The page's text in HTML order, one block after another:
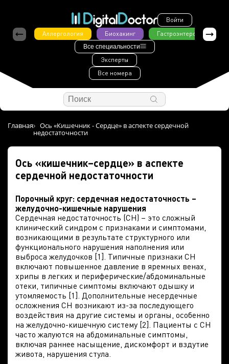
Войти
Аллергология
Биохакинг Гастроэнтерология
Все специальности
Эксперты
Все номера
Главная Ось «Кишечник - Сердце» в аспекте сердечной
недостаточности
Ось «кишечник–сердце» в аспекте
сердечной недостаточности
Порочный круг: сердечная недостаточность –
желудочно-кишечные нарушения
Сердечная недостаточность (СН) – это сложный
клинический синдром с признаками и симптомами,
возникающими в результате структурного или
функционального нарушения наполнения или
выброса желудочков [1]. Типичные признаки СН
включают повышенное давление в яремных венах,
хрипы в легких и периферические/абдоминальные
отеки, типичные симптомы включают одышку и
утомляемость [1]. Дополнительные несердечные
осложнения СН возникают из-за последующего
воздействия на другие системы и органы, особенно
на желудочно-кишечную систему [2]. Пациенты с СН
часто жалуются на абдоминальные симптомы,
включая раннее насыщение, дискомфорт и вздутие
живота, нарушения стула.